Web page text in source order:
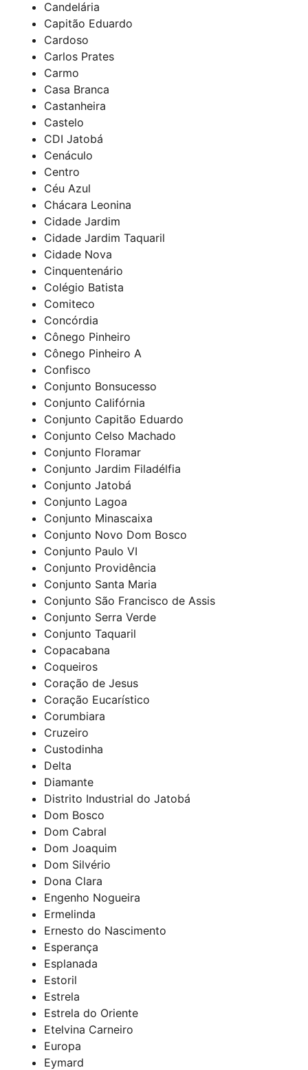
Candelária
Capitão Eduardo
Cardoso
Carlos Prates
Carmo
Casa Branca
Castanheira
Castelo
CDI Jatobá
Cenáculo
Centro
Céu Azul
Chácara Leonina
Cidade Jardim
Cidade Jardim Taquaril
Cidade Nova
Cinquentenário
Colégio Batista
Comiteco
Concórdia
Cônego Pinheiro
Cônego Pinheiro A
Confisco
Conjunto Bonsucesso
Conjunto Califórnia
Conjunto Capitão Eduardo
Conjunto Celso Machado
Conjunto Floramar
Conjunto Jardim Filadélfia
Conjunto Jatobá
Conjunto Lagoa
Conjunto Minascaixa
Conjunto Novo Dom Bosco
Conjunto Paulo VI
Conjunto Providência
Conjunto Santa Maria
Conjunto São Francisco de Assis
Conjunto Serra Verde
Conjunto Taquaril
Copacabana
Coqueiros
Coração de Jesus
Coração Eucarístico
Corumbiara
Cruzeiro
Custodinha
Delta
Diamante
Distrito Industrial do Jatobá
Dom Bosco
Dom Cabral
Dom Joaquim
Dom Silvério
Dona Clara
Engenho Nogueira
Ermelinda
Ernesto do Nascimento
Esperança
Esplanada
Estoril
Estrela
Estrela do Oriente
Etelvina Carneiro
Europa
Eymard